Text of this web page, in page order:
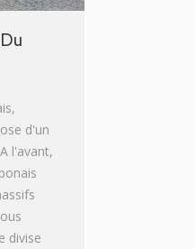
d'un
l'avant,
divise